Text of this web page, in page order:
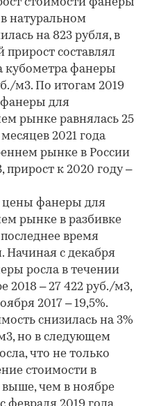
стоимости фанеры
в натуральном
на 823 рубля, в
прирост составлял
кубометра фанеры
м3. По итогам 2019
фанеры для
рынке равнялась 25
2021 года
рынке в России
прирост к 2020 году –
цены фанеры для
рынке в разбивке
время
Начиная с декабря
росла в течении
2018 – 27 422 руб./м3,
2017 – 19,5%.
снизилась на 3%
но в следующем
что не только
стоимости в
выше, чем в ноябре